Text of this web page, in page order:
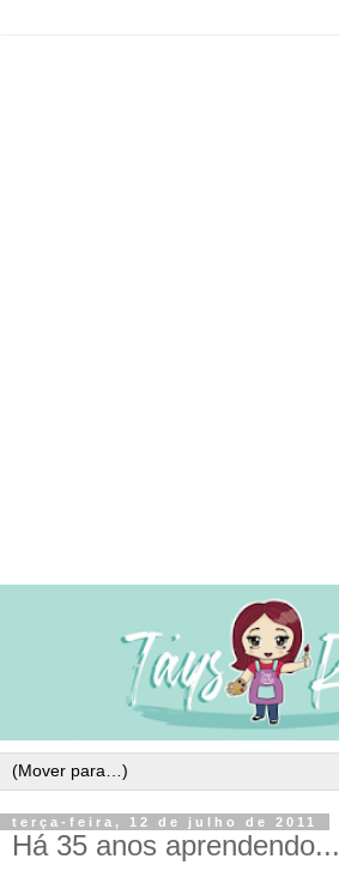
terça-feira, 12 de julho de 2011
Há 35 anos aprendendo...